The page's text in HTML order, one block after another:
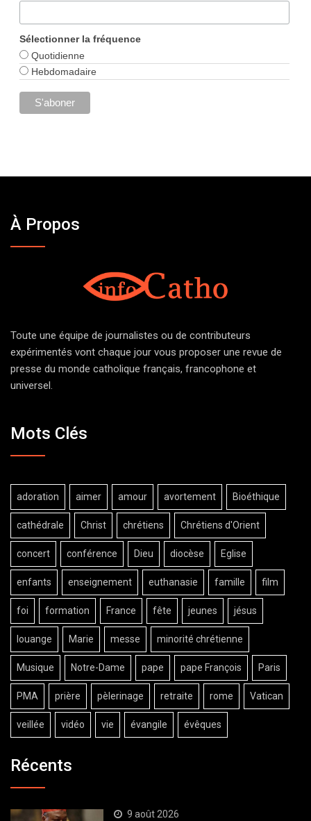
Sélectionner la fréquence
Quotidienne
Hebdomadaire
À Propos
Toute une équipe de journalistes ou de contributeurs
expérimentés vont chaque jour vous proposer une revue de
presse du monde catholique français, francophone et
universel.
Mots Clés
adoration aimer amour avortement Bioéthique
cathédrale Christ chrétiens Chrétiens d'Orient
concert conférence Dieu diocèse Eglise
enfants enseignement euthanasie famille film
foi formation France fête jeunes jésus
louange Marie messe minorité chrétienne
Musique Notre-Dame pape pape François Paris
PMA prière pèlerinage retraite rome Vatican
veillée vidéo vie évangile évêques
Récents
9 août 2026